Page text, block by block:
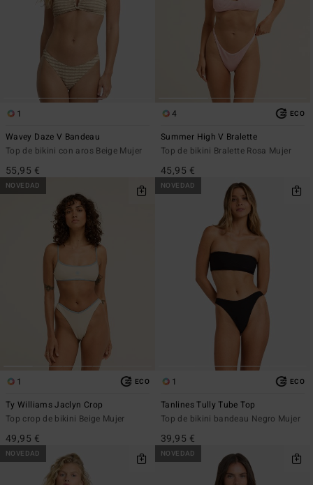
1
Wavey Daze V Bandeau
Top de bikini con aros Beige Mujer
55,95 €
4 ECO
Summer High V Bralette
Top de bikini Bralette Rosa Mujer
45,95 €
NOVEDAD
1 ECO
Ty Williams Jaclyn Crop
Top crop de bikini Beige Mujer
49,95 €
NOVEDAD
1 ECO
Tanlines Tully Tube Top
Top de bikini bandeau Negro Mujer
39,95 €
NOVEDAD NOVEDAD